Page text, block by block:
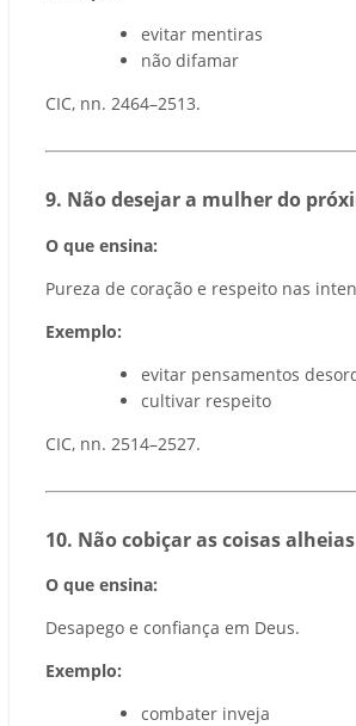
evitar mentiras
não difamar
CIC, nn. 2464–2513.
9️. Não desejar a mulher do
O que ensina:
Pureza de coração e respeito nas
Exemplo:
evitar pensamentos
cultivar respeito
CIC, nn. 2514–2527.
10. Não cobiçar as coisas alheias
O que ensina:
Desapego e confiança em Deus.
Exemplo:
combater inveja